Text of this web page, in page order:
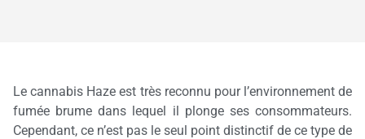
Le cannabis Haze est très reconnu pour l’environnement de
fumée brume dans lequel il plonge ses consommateurs.
Cependant, ce n’est pas le seul point distinctif de ce type de